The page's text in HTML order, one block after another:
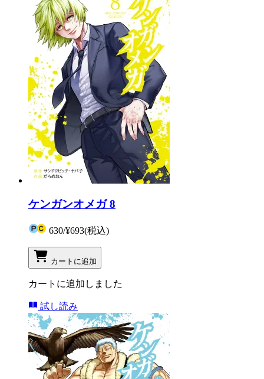
ケンガンオメガ 8
630/¥693(税込)
カートに追加
カートに追加しました
試し読み